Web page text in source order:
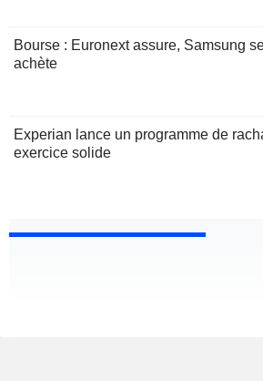
Bourse : Euronext assure, Samsung
achète
Experian lance un programme de
exercice solide